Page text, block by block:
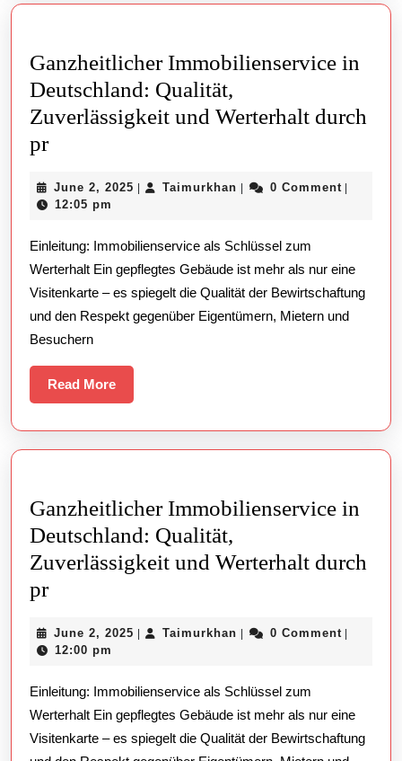
Ganzheitlicher Immobilienservice in
Deutschland: Qualität,
Zuverlässigkeit und Werterhalt durch
prGanzheitlicher
in
Qualität,
Zuverlässigkeit
und
Werterhalt
pr
June 2, 2025 June
| Taimurkhan Taimurkhan
| 0 Comment |
12:05 pm
Einleitung: Immobilienservice als Schlüssel zum
Werterhalt Ein gepflegtes Gebäude ist mehr als nur eine
Visitenkarte – es spiegelt die Qualität der Bewirtschaftung
und den Respekt gegenüber Eigentümern, Mietern und
Besuchern
Read MoreRead
More
Ganzheitlicher Immobilienservice in
Deutschland: Qualität,
Zuverlässigkeit und Werterhalt durch
prGanzheitlicher
in
Qualität,
Zuverlässigkeit
und
June 2, 2025 June
| Taimurkhan Taimurkhan
| 0 Comment |
12:00 pm
Einleitung: Immobilienservice als Schlüssel zum
Werterhalt Ein gepflegtes Gebäude ist mehr als nur eine
Visitenkarte – es spiegelt die Qualität der Bewirtschaftung